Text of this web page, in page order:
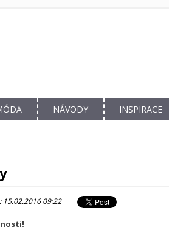
NÁVODY INSPIRACE
15.02.2016 09:22